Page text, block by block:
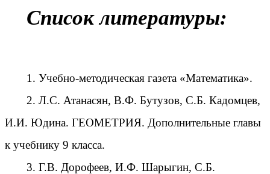
Список литературы:
1. Учебно-методическая газета «Математика».
2. Л.С. Атанасян, В.Ф. Бутузов, С.Б. Кадомцев,
И.И. Юдина. ГЕОМЕТРИЯ. Дополнительные главы
к учебнику 9 класса.
3. Г.В. Дорофеев, И.Ф. Шарыгин, С.Б.